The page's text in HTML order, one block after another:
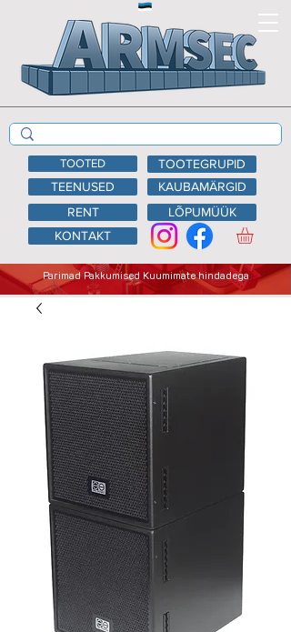
TEENUSED
KAUBAMÄRGID
RENT
LÕPUMÜÜK
KONTAKT
Parimad Pakkumised Kuumimate hindadega
TOOTED TOOTEGRUPID